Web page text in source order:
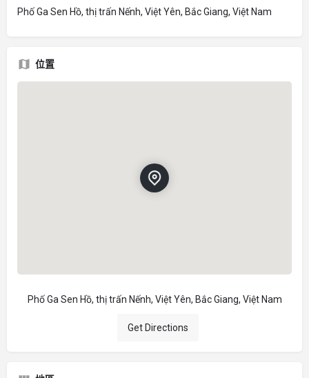
Phố Ga Sen Hồ, thị trấn Nếnh, Việt Yên, Bắc Giang, Việt Nam
位置
Phố Ga Sen Hồ, thị trấn Nếnh, Việt Yên, Bắc Giang, Việt Nam
Get Directions